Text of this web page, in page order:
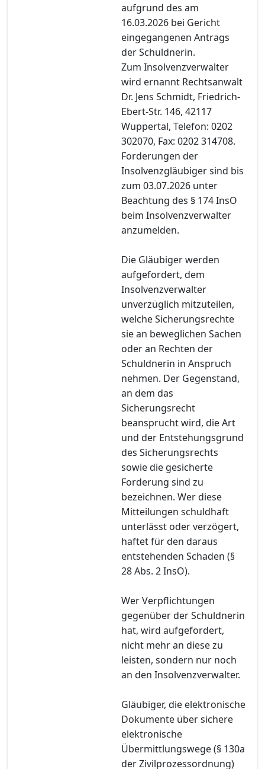
aufgrund des am
16.03.2026 bei Gericht
eingegangenen Antrags
der Schuldnerin.
Zum Insolvenzverwalter
wird ernannt Rechtsanwalt
Dr. Jens Schmidt, Friedrich-
Ebert-Str. 146, 42117
Wuppertal, Telefon: 0202
302070, Fax: 0202 314708.
Forderungen der
Insolvenzgläubiger sind bis
zum 03.07.2026 unter
Beachtung des § 174 InsO
beim Insolvenzverwalter
anzumelden.
Die Gläubiger werden
aufgefordert, dem
Insolvenzverwalter
unverzüglich mitzuteilen,
welche Sicherungsrechte
sie an beweglichen Sachen
oder an Rechten der
Schuldnerin in Anspruch
nehmen. Der Gegenstand,
an dem das
Sicherungsrecht
beansprucht wird, die Art
und der Entstehungsgrund
des Sicherungsrechts
sowie die gesicherte
Forderung sind zu
bezeichnen. Wer diese
Mitteilungen schuldhaft
unterlässt oder verzögert,
haftet für den daraus
entstehenden Schaden (§
28 Abs. 2 InsO).
Wer Verpflichtungen
gegenüber der Schuldnerin
hat, wird aufgefordert,
nicht mehr an diese zu
leisten, sondern nur noch
an den Insolvenzverwalter.
Gläubiger, die elektronische
Dokumente über sichere
elektronische
Übermittlungswege (§ 130a
der Zivilprozessordnung)